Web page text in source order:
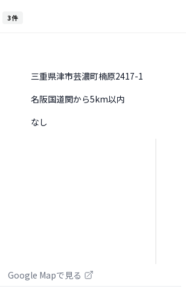
3件
三重県津市芸濃町楠原2417-1
名阪国道関から5km以内
なし
Google Mapで見る